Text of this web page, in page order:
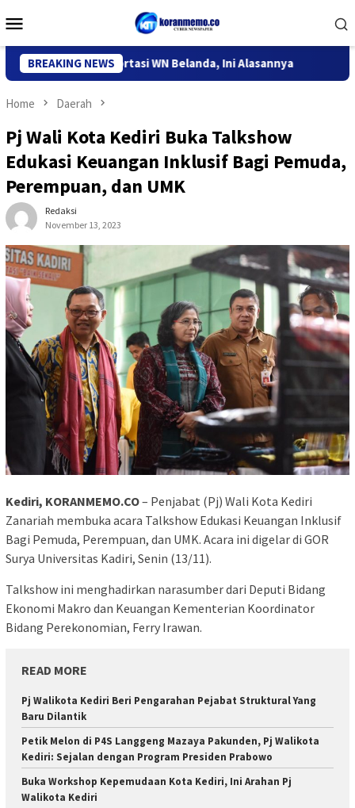
to
Menu
BREAKING NEWS
Deportasi WN Belanda, Ini Alasannya 9 Desa di 6
Home Daerah
Pj Wali Kota Kediri Buka Talkshow
Edukasi Keuangan Inklusif Bagi Pemuda,
Perempuan, dan UMK
Redaksi
November 13, 2023
Kediri, KORANMEMO.CO– Penjabat (Pj) Wali Kota Kediri
Zanariah membuka acara Talkshow Edukasi Keuangan Inklusif
Bagi Pemuda, Perempuan, dan UMK. Acara ini digelar di GOR
Surya Universitas Kadiri, Senin (13/11).
Talkshow ini menghadirkan narasumber dari Deputi Bidang
Ekonomi Makro dan Keuangan Kementerian Koordinator
Bidang Perekonomian, Ferry Irawan.
READ MORE
Pj Walikota Kediri Beri Pengarahan Pejabat Struktural Yang
Baru Dilantik
Petik Melon di P4S Langgeng Mazaya Pakunden, Pj Walikota
Kediri: Sejalan dengan Program Presiden Prabowo
Buka Workshop Kepemudaan Kota Kediri, Ini Arahan Pj
Walikota Kediri